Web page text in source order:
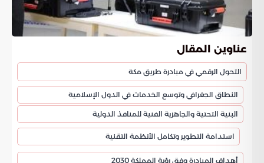
عناوين المقال
التحول الرقمي في مبادرة طريق مكة
النطاق الجغرافي وتوسع الخدمات في الدول الإسلامية
البنية التحتية والجاهزية الفنية للمنافذ الدولية
استدامة التطوير وتكامل الأنظمة التقنية
أهداف المبادرة وفق رؤية المملكة 2030